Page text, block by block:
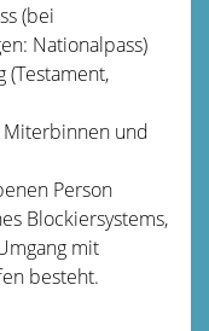
(bei
Nationalpass)
und
Person
Blockiersystems,
mit
besteht.